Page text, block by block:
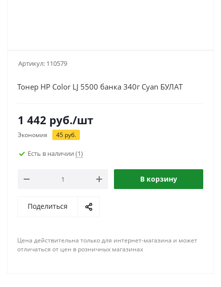
Артикул: 110579
Тонер HP Color LJ 5500 банка 340г Cyan БУЛАТ
1 442 руб./шт
Экономия 45 руб.
Есть в наличии (1)
В корзину
Поделиться
Цена действительна только для интернет-магазина и может
отличаться от цен в розничных магазинах